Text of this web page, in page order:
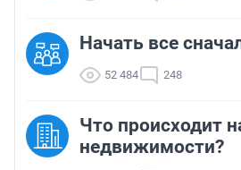
Начать все
52 484 248
Что происходит
недвижимости?